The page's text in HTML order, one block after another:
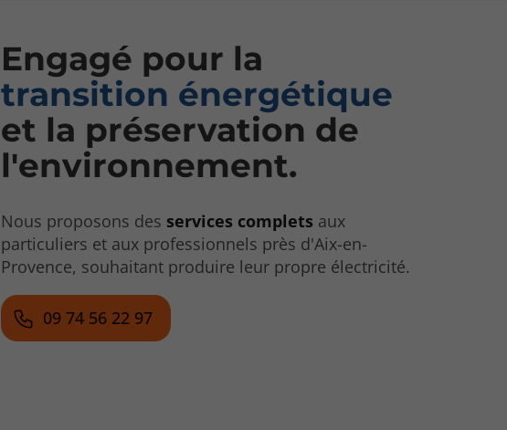
Engagé pour la
transition énergétique
et la préservation de
l'environnement.
Nous proposons des services complets aux
particuliers et aux professionnels près d'Aix-en-
Provence, souhaitant produire leur propre électricité.
09 74 56 22 97